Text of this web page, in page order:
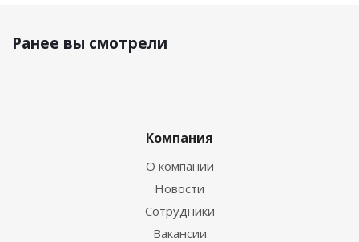
Ранее вы смотрели
Компания
О компании
Новости
Сотрудники
Вакансии